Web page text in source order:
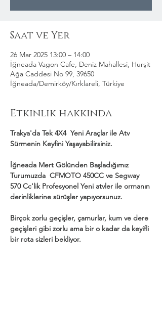
Saat ve Yer
26 Mar 2025 13:00 – 14:00
İğneada Vagon Cafe, Deniz Mahallesi, Hurşit
Ağa Caddesi No 99, 39650
İğneada/Demirköy/Kırklareli, Türkiye
Etkinlik hakkında
Trakya'da Tek 4X4  Yeni Araçlar ile Atv
Sürmenin Keyfini Yaşayabilirsiniz.
İğneada Mert Gölünden Başladığımız
Turumuzda  CFMOTO 450CC ve Segway
570 Cc'lik Profesyonel Yeni atvler ile ormanın
derinliklerine sürüşler yapıyorsunuz.
Birçok zorlu geçişler, çamurlar, kum ve dere
geçişleri gibi zorlu ama bir o kadar da keyifli
bir rota sizleri bekliyor.